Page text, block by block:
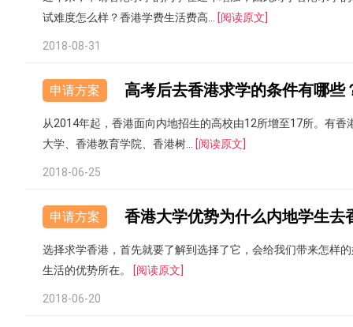
试难度怎么样？香港学费生活费高...
[阅读原文]
2018-08-31
申请方案 高考后去香港求学的条件有哪些
从2014年起，香港面向内地招生的高校由12所增至17所。有
大学、香港教育学院、香港树...
[阅读原文]
2018-06-25
申请方案 香港大学优势为什么内地学生去
选择求学香港，首先就要了解到选择了它，会给我们带来怎样
生活的优势所在。
[阅读原文]
2018-06-20